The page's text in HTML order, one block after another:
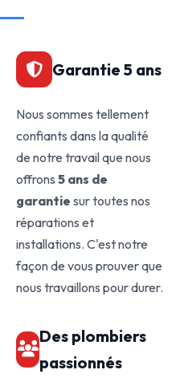
Garantie 5 ans
Nous sommes tellement
confiants dans la qualité
de notre travail que nous
offrons 5 ans de
garantie sur toutes nos
réparations et
installations. C'est notre
façon de vous prouver que
nous travaillons pour durer.
Des plombiers
passionnés